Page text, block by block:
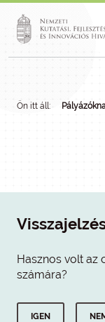
Ön itt áll:
Hasznos volt az
számára?
IGEN